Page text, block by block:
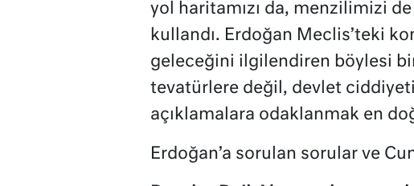
yol haritamızı da, menzilimizi
kullandı. Erdoğan Meclis’teki
geleceğini ilgilendiren böylesi
tevatürlere değil, devlet ciddiyeti
açıklamalara odaklanmak en
Erdoğan’a sorulan sorular ve